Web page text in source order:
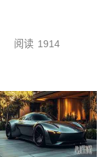
阅读 1914